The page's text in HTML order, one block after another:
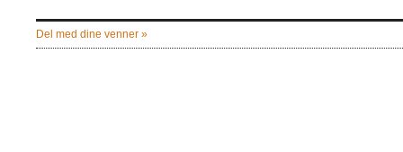
Del med dine venner »